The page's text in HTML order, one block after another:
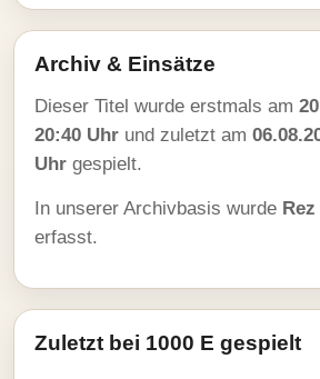
Archiv & Einsätze
Dieser Titel wurde erstmals am
20:40 Uhr und zuletzt am
Uhr gespielt.
In unserer Archivbasis wurde Rez
erfasst.
Zuletzt bei 1000 E gespielt